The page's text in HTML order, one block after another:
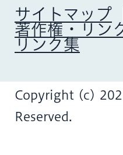
サイトマップ
著作権・リン
リンク集
Copyright (c)
Reserved.